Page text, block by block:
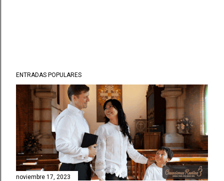
ENTRADAS POPULARES
noviembre 17, 2023